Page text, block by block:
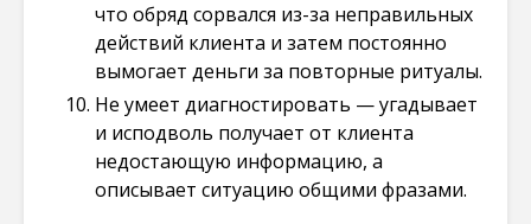
что обряд сорвался из-за неправильных
действий клиента и затем постоянно
вымогает деньги за повторные ритуалы.
Не умеет диагностировать — угадывает
и исподволь получает от клиента
недостающую информацию, а
описывает ситуацию общими фразами.